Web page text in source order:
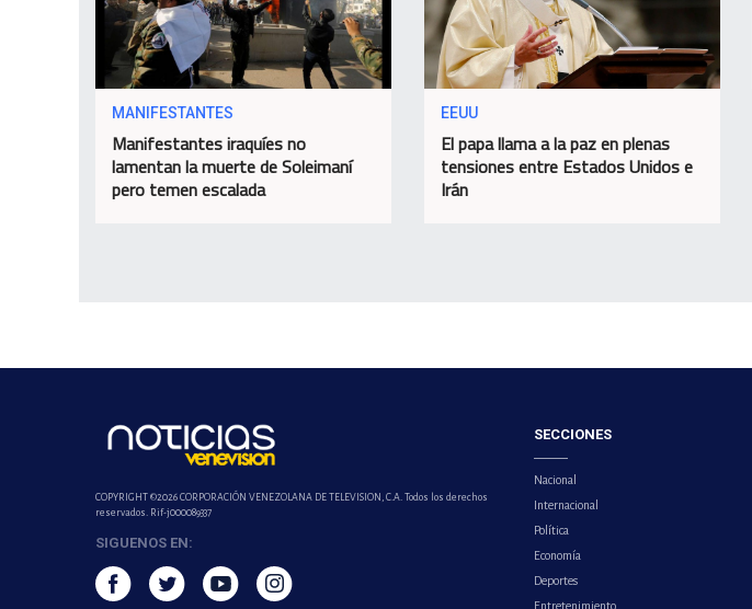
MANIFESTANTES
Manifestantes iraquíes no
lamentan la muerte de Soleimaní
pero temen escalada
EEUU
El papa llama a la paz en plenas
tensiones entre Estados Unidos e
Irán
COPYRIGHT ©2026 CORPORACIÓN VENEZOLANA DE TELEVISION, C.A. Todos los derechos
reservados. Rif-j000089337
SIGUENOS EN:
SECCIONES
Nacional
Internacional
Política
Economía
Deportes
Entretenimiento